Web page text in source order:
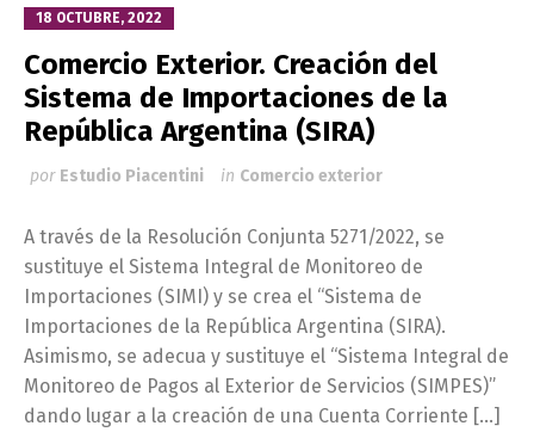
18 OCTUBRE, 2022
Comercio Exterior. Creación del
Sistema de Importaciones de la
República Argentina (SIRA)
por Estudio Piacentini in Comercio exterior
A través de la Resolución Conjunta 5271/2022, se
sustituye el Sistema Integral de Monitoreo de
Importaciones (SIMI) y se crea el “Sistema de
Importaciones de la República Argentina (SIRA).
Asimismo, se adecua y sustituye el “Sistema Integral de
Monitoreo de Pagos al Exterior de Servicios (SIMPES)”
dando lugar a la creación de una Cuenta Corriente […]